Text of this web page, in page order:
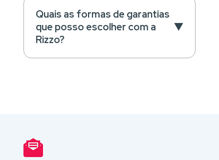
Quais as formas de garantias
que posso escolher com a
Rizzo?